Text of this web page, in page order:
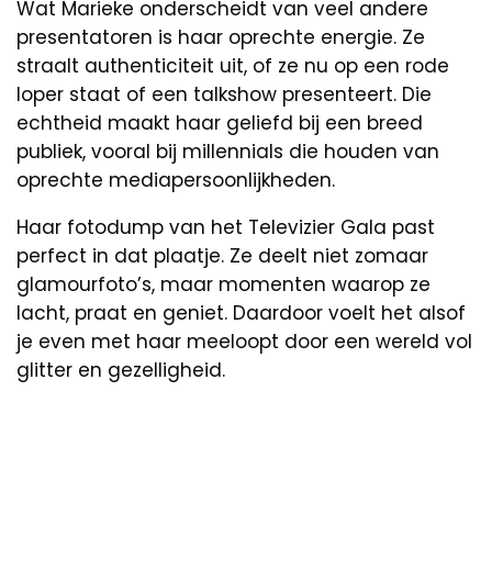
Wat Marieke onderscheidt van veel andere
presentatoren is haar oprechte energie. Ze
straalt authenticiteit uit, of ze nu op een rode
loper staat of een talkshow presenteert. Die
echtheid maakt haar geliefd bij een breed
publiek, vooral bij millennials die houden van
oprechte mediapersoonlijkheden.
Haar fotodump van het Televizier Gala past
perfect in dat plaatje. Ze deelt niet zomaar
glamourfoto’s, maar momenten waarop ze
lacht, praat en geniet. Daardoor voelt het alsof
je even met haar meeloopt door een wereld vol
glitter en gezelligheid.